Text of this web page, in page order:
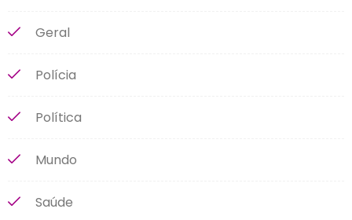
Geral
Polícia
Política
Mundo
Saúde